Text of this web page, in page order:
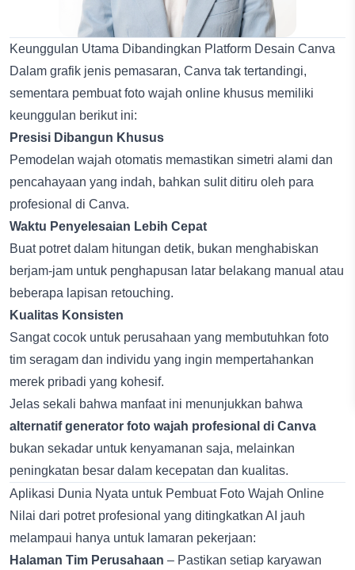
Keunggulan Utama Dibandingkan Platform Desain Canva
Dalam grafik jenis pemasaran, Canva tak tertandingi,
sementara pembuat foto wajah online khusus memiliki
keunggulan berikut ini:
Presisi Dibangun Khusus
Pemodelan wajah otomatis memastikan simetri alami dan
pencahayaan yang indah, bahkan sulit ditiru oleh para
profesional di Canva.
Waktu Penyelesaian Lebih Cepat
Buat potret dalam hitungan detik, bukan menghabiskan
berjam-jam untuk penghapusan latar belakang manual atau
beberapa lapisan retouching.
Kualitas Konsisten
Sangat cocok untuk perusahaan yang membutuhkan foto
tim seragam dan individu yang ingin mempertahankan
merek pribadi yang kohesif.
Jelas sekali bahwa manfaat ini menunjukkan bahwa
alternatif generator foto wajah profesional di Canva
bukan sekadar untuk kenyamanan saja, melainkan
peningkatan besar dalam kecepatan dan kualitas.
Aplikasi Dunia Nyata untuk Pembuat Foto Wajah Online
Nilai dari potret profesional yang ditingkatkan AI jauh
melampaui hanya untuk lamaran pekerjaan:
Halaman Tim Perusahaan – Pastikan setiap karyawan